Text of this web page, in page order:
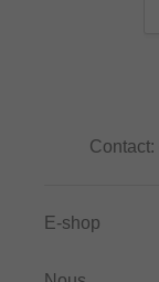
Contact:
E-shop